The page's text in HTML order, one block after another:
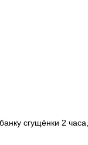
сгущёнки 2 часа,